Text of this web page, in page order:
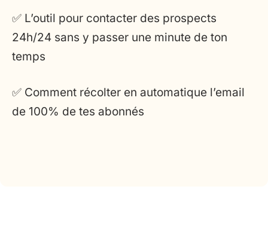
✅ L’outil pour contacter des prospects
24h/24 sans y passer une minute de ton
temps
✅ Comment récolter en automatique l’email
de 100% de tes abonnés